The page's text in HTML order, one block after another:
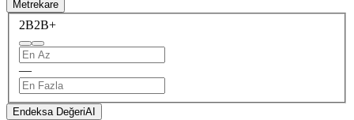
Metrekare
2B2B+
—
Endeksa DeğeriAI